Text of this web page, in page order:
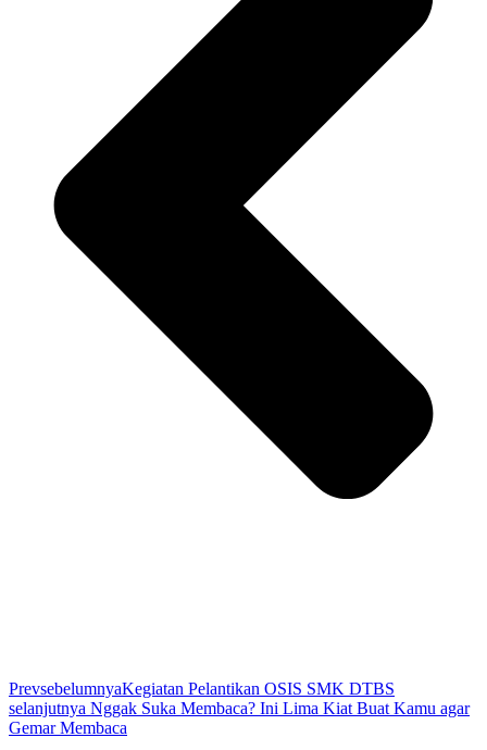
PrevsebelumnyaKegiatan Pelantikan OSIS SMK DTBS
selanjutnya Nggak Suka Membaca? Ini Lima Kiat Buat Kamu agar
Gemar Membaca